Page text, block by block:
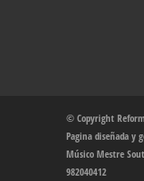
© Copyright
Pagina diseñada y
Músico Mestre
982040412